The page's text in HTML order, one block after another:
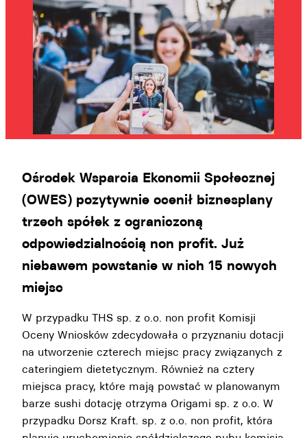
Ośrodek Wsparcia Ekonomii Społecznej
(OWES) pozytywnie ocenił biznesplany
trzech spółek z ograniczoną
odpowiedzialnością non profit. Już
niebawem powstanie w nich 15 nowych
miejsc
W przypadku THS sp. z o.o. non profit Komisji
Oceny Wniosków zdecydowała o przyznaniu dotacji
na utworzenie czterech miejsc pracy związanych z
cateringiem dietetycznym. Również na cztery
miejsca pracy, które mają powstać w planowanym
barze sushi dotację otrzyma Origami sp. z o.o. W
przypadku Dorsz Kraft. sp. z o.o. non profit, która